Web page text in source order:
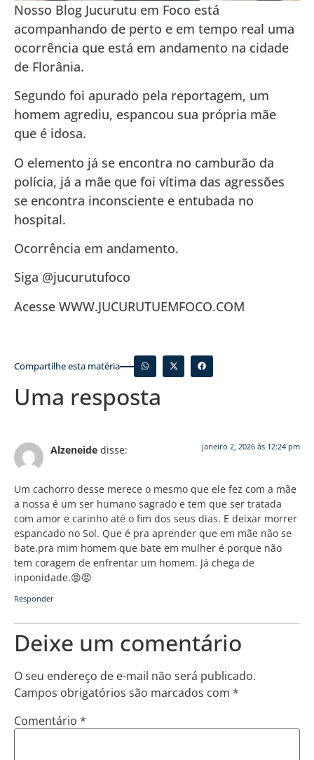
Nosso Blog Jucurutu em Foco está
acompanhando de perto e em tempo real uma
ocorrência que está em andamento na cidade
de Florânia.
Segundo foi apurado pela reportagem, um
homem agrediu, espancou sua própria mãe
que é idosa.
O elemento já se encontra no camburão da
polícia, já a mãe que foi vítima das agressões
se encontra inconsciente e entubada no
hospital.
Ocorrência em andamento.
Siga @jucurutufoco
Acesse WWW.JUCURUTUEMFOCO.COM
Compartilhe esta matéria
Uma resposta
Alzeneide disse: janeiro 2, 2026 às 12:24 pm
Um cachorro desse merece o mesmo que ele fez com a mãe
a nossa é um ser humano sagrado e tem que ser tratada
com amor e carinho até o fim dos seus dias. E deixar morrer
espancado no Sol. Que é pra aprender que em mãe não se
bate.pra mim homem que bate em mulher é porque não
tem coragem de enfrentar um homem. Já chega de
inponidade.😡😡
Responder
Deixe um comentário
O seu endereço de e-mail não será publicado.
Campos obrigatórios são marcados com *
Comentário *